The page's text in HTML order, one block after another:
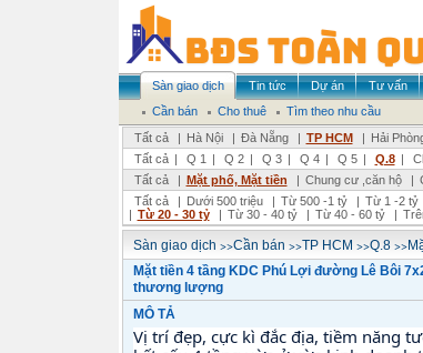
Sàn giao dịch Tin tức Dự án Tư vấn
Cần bán
Cho thuê
Tìm theo nhu cầu
Tất cả
| Hà Nội | Đà Nẵng | TP HCM | Hải
Tất cả | Q 1 | Q 2 | Q 3 | Q 4 | Q 5 | Q.8 |
Tất cả
| Mặt phố, Mặt tiền | Chung cư ,căn hộ |
Tất cả
| Dưới 500 triệu | Từ 500 -1 tỷ | Từ 1 -2 tỷ
| Từ 20 - 30 tỷ | Từ 30 - 40 tỷ | Từ 40 - 60 tỷ |
Sàn giao dịch >>Cần bán >>TP HCM >>Q.8>>
Mặt tiền 4 tầng KDC Phú Lợi đường Lê Bôi
thương lượng
MÔ TẢ
Vị trí đẹp, cực kì đắc địa, tiềm năng